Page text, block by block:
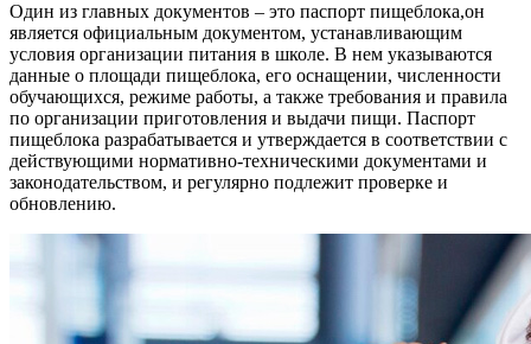
Один из главных документов – это паспорт пищеблока,он
является официальным документом, устанавливающим
условия организации питания в школе. В нем указываются
данные о площади пищеблока, его оснащении, численности
обучающихся, режиме работы, а также требования и правила
по организации приготовления и выдачи пищи. Паспорт
пищеблока разрабатывается и утверждается в соответствии с
действующими нормативно-техническими документами и
законодательством, и регулярно подлежит проверке и
обновлению.